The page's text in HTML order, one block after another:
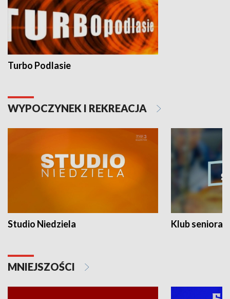
Turbo Podlasie
WYPOCZYNEK I REKREACJA
Studio Niedziela Klub seniora
MNIEJSZOŚCI